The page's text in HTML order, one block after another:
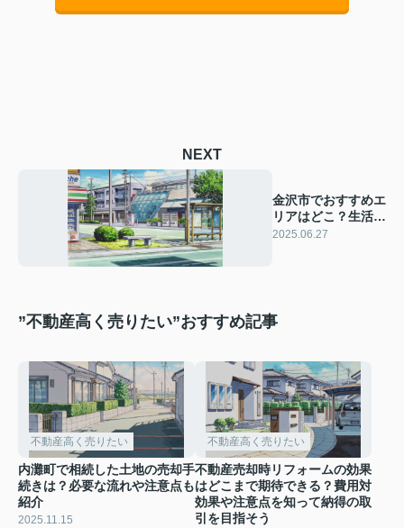
NEXT
金沢市でおすすめエ
リアはどこ？生活に
便利なおすすめスポ
2025.06.27
”不動産高く売りたい”おすすめ記事
不動産高く売りたい
内灘町で相続した土地の売却手
続きは？必要な流れや注意点も
紹介
2025.11.15
不動産高く売りたい
不動産売却時リフォームの効果
はどこまで期待できる？費用対
効果や注意点を知って納得の取
引を目指そう